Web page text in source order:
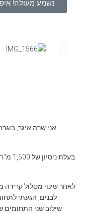
נשמע מעולה!
לאחר שינוי מסלול קרירה
לבנים, הגעתי
שילוב שני התחומים